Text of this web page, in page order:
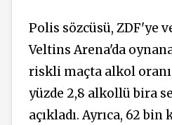
Polis sözcüsü, ZDF'ye
Veltins Arena'da
riskli maçta alkol oranı
yüzde 2,8 alkollü bira
açıkladı. Ayrıca, 62